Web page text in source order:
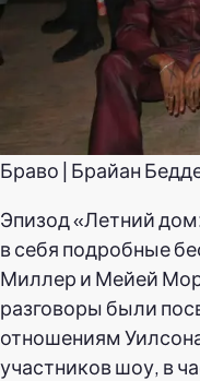
Браво | Брайан
Эпизод «Летний
в себя подробные
Миллер и Мейей
разговоры были
отношениям
участников шоу, в